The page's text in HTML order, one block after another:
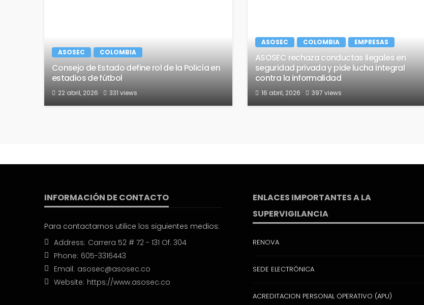
ASOSEC COLOMBIA
Consejo de Estado define rol de la Policía en
estadios de fútbol
22 abril, 2026 331 views
ASOSEC COLOMBIA EMPRESAS
ASOSEC rechaza conductas ilegales en
seguridad privada y pide lucha integral
contra la informalidad
16 abril, 2026 397 views
INFORMACIÓN DE CONTACTO
Para contactarnos utilice los siguientes medios:
Address: Carrera 52 # 72 - 131 Of. 304
Phone: 605-3316443
Email: asosec@asosec.co
Website: https://www.asosec.co
ENLACES IMPORTANTES A LA
SUPERVIGILANCIA
RENOVA
SEDE ELECTRÓNICA
ACREDITACION PERSONAL OPERATIVO (APU)